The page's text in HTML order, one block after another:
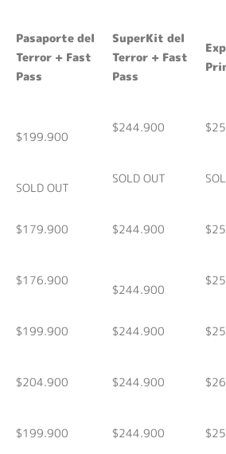
Pasaporte del
Terror + Fast
Pass
SuperKit del
Terror + Fast
Pass
$199.900
$244.900
SOLD OUT
SOLD OUT
$179.900 $244.900
$176.900
$244.900
$199.900 $244.900
$204.900 $244.900
$199.900 $244.900